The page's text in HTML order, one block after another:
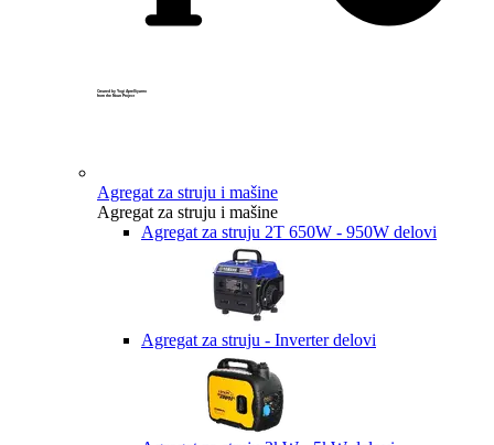
Created by Yogi Aprelliyanto
from the Noun Project
Agregat za struju i mašine
Agregat za struju i mašine
Agregat za struju 2T 650W - 950W delovi
Agregat za struju - Inverter delovi